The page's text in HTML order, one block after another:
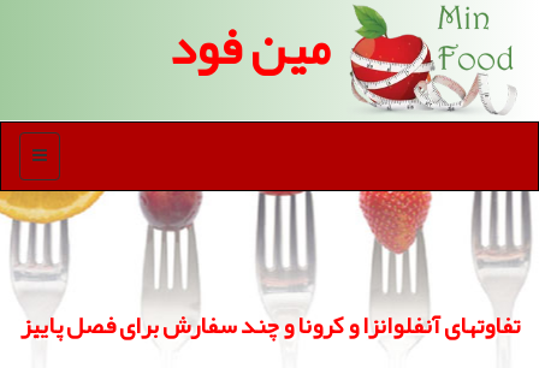
مین فود
منو
تفاوتهای آنفلوانزا و كرونا و چند سفارش برای فصل پاییز